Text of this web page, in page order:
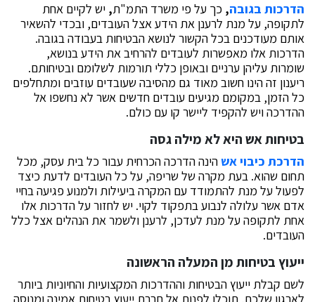
הדרכות בגובה, כך על פי משרד התמ"ת, יש לקיים אחת
לתקופה, על מנת לרענן את הידע אצל העובדים, ובכדי להשאיר
אותם מעודכנים בכל הקשור לנושא הבטיחות בעבודה בגובה.
הדרכות אלו מאפשרות לעובדים להרחיב את הידע בנושא,
שומרות עליהן ערניים ובאופן כללי תורמות לשלומם ובטיחותם.
ריענון זה הינו חשוב מאוד גם מהסיבה שעובדים עוזבים ומתחלפים
כל הזמן, במקומם מגיעים עובדים חדשים אשר לא נחשפו אל
ההדרכה ויש להקפיד ליישר קו עם כולם.
בטיחות אש היא לא מילה גסה
הדרכת כיבוי אשהינה הדרכה הכרחית עבור כל בית עסק, מכל
תחום שהוא. בעת מקרה של שריפה, על כל העובדים לדעת כיצד
לפעול על מנת להתמודד עם המקרה ביעילות ולמנוע פגיעה בחיי
אדם אשר עלולה לנבוע בתפקוד לקוי. יש לחזור על הדרכות אלו
אחת לתקופה על מנת לעדכן, לרענן ולשמר את הנהלים אצל כלל
העובדים.
ייעוץ בטיחות מן המעלה הראשונה
לשם קבלת ייעוץ הבטיחות וההדרכות המקצועיות והחיוניות ביותר
לארגון שלכם, תוכלו לפנות אל חברת ייעוץ בטיחות אמינה ומנוסה